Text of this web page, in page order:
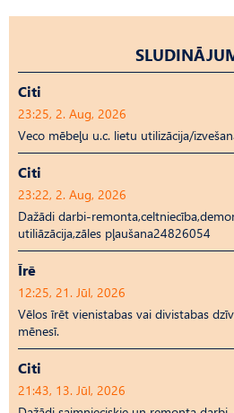
Citi
23:25, 2. Aug, 2026
Veco mēbeļu u.c. lietu utilizācija/
Citi
23:22, 2. Aug, 2026
Dažādi darbi-
utiliāzācija,zāles pļaušana24826054
Īrē
12:25, 21. Jūl, 2026
Vēlos īrēt vienistabas vai divistabas
mēnesī.
Citi
21:43, 13. Jūl, 2026